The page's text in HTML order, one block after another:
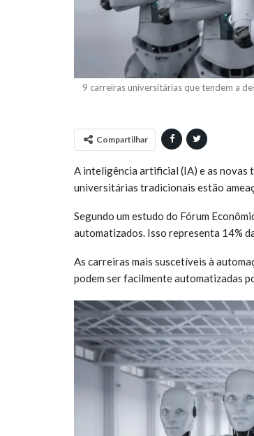
9 carreiras universitárias que tendem a
Compartilhar
A inteligência artificial (IA) e as novas
universitárias tradicionais estão
Segundo um estudo do Fórum
automatizados. Isso representa 14%
As carreiras mais suscetíveis à
podem ser facilmente automatizadas